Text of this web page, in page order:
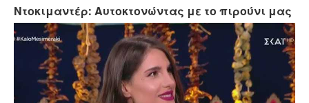
Ντοκιμαντέρ: Αυτοκτονώντας με το πιρούνι μας